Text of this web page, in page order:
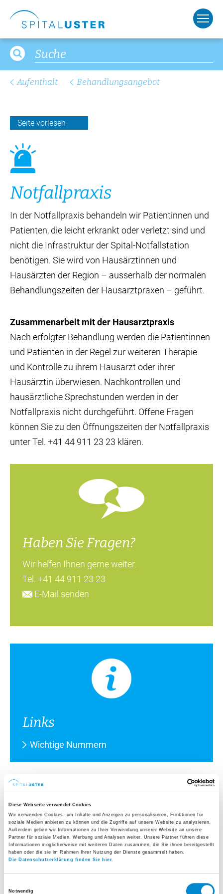
Diese Webseite verwendet Cookies
Wir verwenden Cookies, um Inhalte und Anzeigen zu personalisieren, Funktionen für
soziale Medien anbieten zu können und die Zugriffe auf unsere Website zu analysieren.
Außerdem geben wir Informationen zu Ihrer Verwendung unserer Website an unsere
Partner für soziale Medien, Werbung und Analysen weiter. Unsere Partner führen diese
Informationen möglicherweise mit weiteren Daten zusammen, die Sie ihnen bereitgestellt
haben oder die sie im Rahmen Ihrer Nutzung der Dienste gesammelt haben.
Die Datenschutzerklärung finden Sie hier.
Notwendig
Aufenthalt Behandlungsangebot
Seite vorlesen
Not­fall­pra­xis
In der Notfallpraxis behandeln wir Patientinnen und
Patienten, die leicht erkrankt oder verletzt sind und
nicht die Infrastruktur der Spital-Notfallstation
benötigen. Sie wird von Hausärztinnen und
Hausärzten der Region – ausserhalb der normalen
Behandlungszeiten der Hausarztpraxen – geführt.
Zusammenarbeit mit der Hausarztpraxis
Nach erfolgter Behandlung werden die Patientinnen
und Patienten in der Regel zur weiteren Therapie
und Kontrolle zu ihrem Hausarzt oder ihrer
Hausärztin überwiesen. Nachkontrollen und
hausärztliche Sprechstunden werden in der
Notfallpraxis nicht durchgeführt. Offene Fragen
können Sie zu den Öffnungszeiten der Notfallpraxis
unter Tel. +41 44 911 23 23 klären.
Haben Sie Fragen?
Wir helfen Ihnen gerne weiter.
Tel. +41 44 911 23 23
E-Mail senden
Links
Wichtige Nummern
Leitung
Dr. med. Ariane Kaufmann
Ärztliche Leiterin interdisziplinäre Notfallstation
Tel. +41 44 911 14 83
E-Mail senden
Mehr erfahren
Dr. med. Reto Schnyder